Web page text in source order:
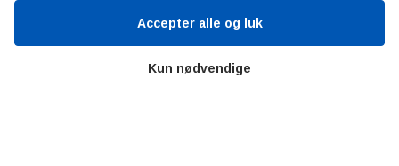
Kun nødvendige
Accepter alle og luk